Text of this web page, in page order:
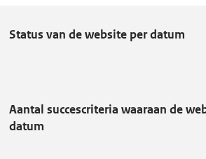
w
b
e
Status van de website per datum
Aantal succescriteria waaraan de
datum